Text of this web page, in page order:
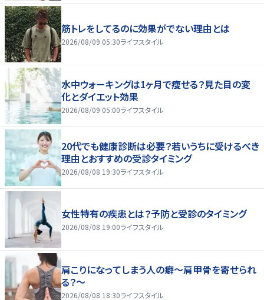
筋トレをしてるのに効果がでない理由とは
2026/08/09 05:30ライフスタイル
水中ウォーキングは1ヶ月で痩せる？見た目の変
化とダイエット効果
2026/08/09 05:00ライフスタイル
20代でも健康診断は必要？若いうちに受けるべき
理由とおすすめの受診タイミング
2026/08/08 19:30ライフスタイル
女性特有の疾患とは？予防と受診のタイミング
2026/08/08 19:00ライフスタイル
肩こりになってしまう人の癖～肩甲骨を寄せられ
る？～
2026/08/08 18:30ライフスタイル